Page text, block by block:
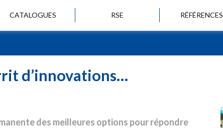
CATALOGUES RSE RÉFÉRENCES
d’innovations…
des meilleures options pour répondre